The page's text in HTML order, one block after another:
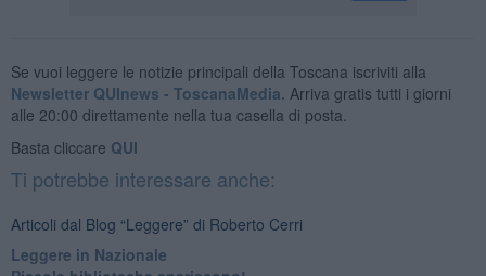
Se vuoi leggere le notizie principali della Toscana iscriviti alla
Newsletter QUInews - ToscanaMedia. Arriva gratis tutti i giorni
alle 20:00 direttamente nella tua casella di posta.
Basta cliccare QUI
Ti potrebbe interessare anche:
Articoli dal Blog “Leggere” di Roberto Cerri
​Leggere in Nazionale